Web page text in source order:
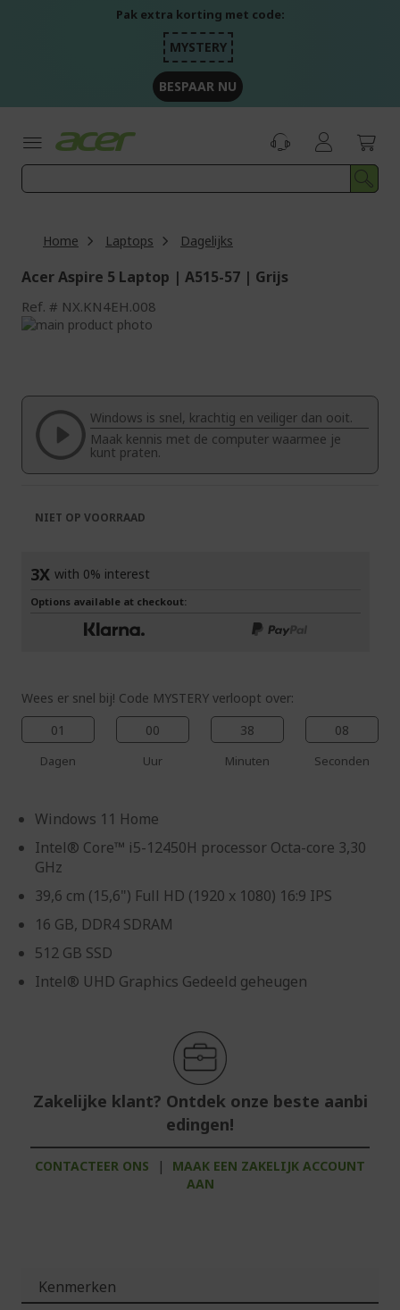
Pak extra korting met code:
MYSTERY
BESPAAR NU
Home Laptops Dagelijks
Acer Aspire 5 Laptop | A515-57 | Grijs
Ref. NX.KN4EH.008
Ga
van
afbeeldingen-
gallerij
begin
afbeeldingen-
gallerij
Windows is snel, krachtig en veiliger dan ooit.
Maak kennis met de computer waarmee je
kunt praten.
Wees er snel bij! Code MYSTERY verloopt over:
01
Dagen
00
Uur
38
Minuten
08
Seconden
Windows 11 Home
Intel® Core™ i5-12450H processor Octa-core 3,30
GHz
39,6 cm (15,6") Full HD (1920 x 1080) 16:9 IPS
16 GB, DDR4 SDRAM
512 GB SSD
Intel® UHD Graphics Gedeeld geheugen
Zakelijke klant? Ontdek onze beste aanbi
edingen!
CONTACTEER ONS |
MAAK EEN ZAKELIJK ACCOUNT
AAN
NIET OP VOORRAAD
3X with 0% interest
Options available at checkout:
Kenmerken